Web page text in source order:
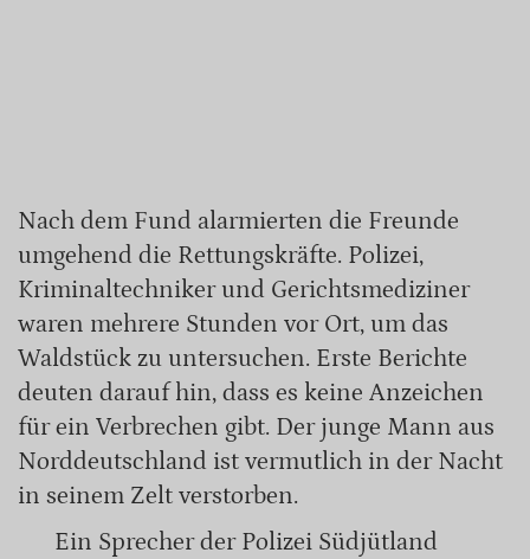
Nach dem Fund alarmierten die Freunde
umgehend die Rettungskräfte. Polizei,
Kriminaltechniker und Gerichtsmediziner
waren mehrere Stunden vor Ort, um das
Waldstück zu untersuchen. Erste Berichte
deuten darauf hin, dass es keine Anzeichen
für ein Verbrechen gibt. Der junge Mann aus
Norddeutschland ist vermutlich in der Nacht
in seinem Zelt verstorben.
Ein Sprecher der Polizei Südjütland